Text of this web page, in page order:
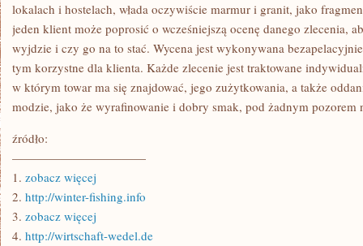
lokalach i hostelach, włada oczywiście marmur i granit, jako
jeden klient może poprosić o wcześniejszą ocenę danego zlecenia,
wyjdzie i czy go na to stać. Wycena jest wykonywana
tym korzystne dla klienta. Każde zlecenie jest traktowane
w którym towar ma się znajdować, jego zużytkowania, a także
modzie, jako że wyrafinowanie i dobry smak, pod żadnym pozorem
źródło:
———————————
1. zobacz więcej
2. http://winter-fishing.info
3. zobacz więcej
4. http://wirtschaft-wedel.de